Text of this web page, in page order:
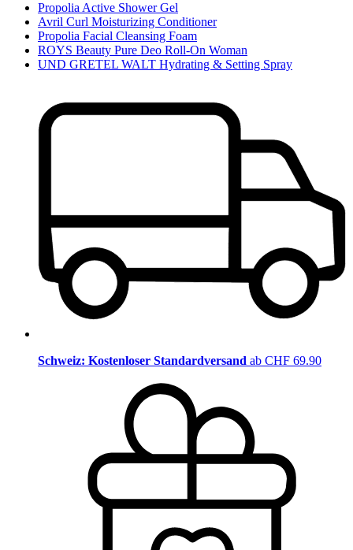
Propolia Active Shower Gel
Avril Curl Moisturizing Conditioner
Propolia Facial Cleansing Foam
ROYS Beauty Pure Deo Roll-On Woman
UND GRETEL WALT Hydrating & Setting Spray
Schweiz: Kostenloser Standardversand ab CHF 69.90